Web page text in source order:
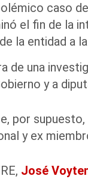
caso
el fin de la
la entidad a la
de una
y a
por
y ex
José